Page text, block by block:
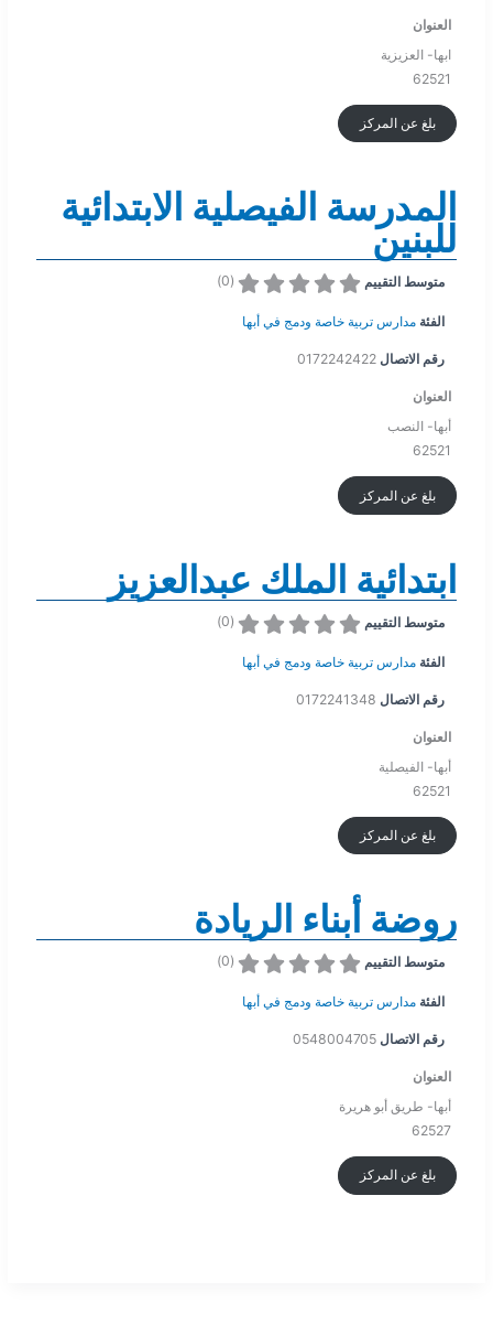
العنوان
ابها- العزيزية
62521
بلغ عن المركز
المدرسة الفيصلية الابتدائية
للبنين
متوسط التقييم (
0
)
الفئة مدارس تربية خاصة ودمج في أبها
رقم الاتصال 0172242422
العنوان
أبها- النصب
62521
بلغ عن المركز
ابتدائية الملك عبدالعزيز
متوسط التقييم (
0
)
الفئة مدارس تربية خاصة ودمج في أبها
رقم الاتصال 0172241348
العنوان
أبها- الفيصلية
62521
بلغ عن المركز
روضة أبناء الريادة
متوسط التقييم (
0
)
الفئة مدارس تربية خاصة ودمج في أبها
رقم الاتصال 0548004705
العنوان
أبها- طريق أبو هريرة
62527
بلغ عن المركز